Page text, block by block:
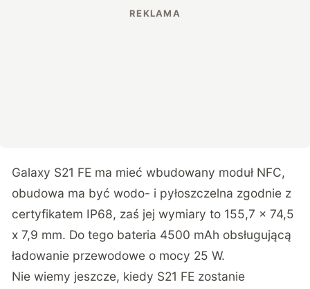
Galaxy S21 FE ma mieć wbudowany moduł NFC,
obudowa ma być wodo- i pyłoszczelna zgodnie z
certyfikatem IP68, zaś jej wymiary to 155,7 x 74,5
x 7,9 mm. Do tego bateria 4500 mAh obsługującą
ładowanie przewodowe o mocy 25 W.
Nie wiemy jeszcze, kiedy S21 FE zostanie